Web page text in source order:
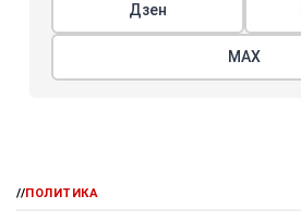
Дзен
МАХ
//ПОЛИТИКА